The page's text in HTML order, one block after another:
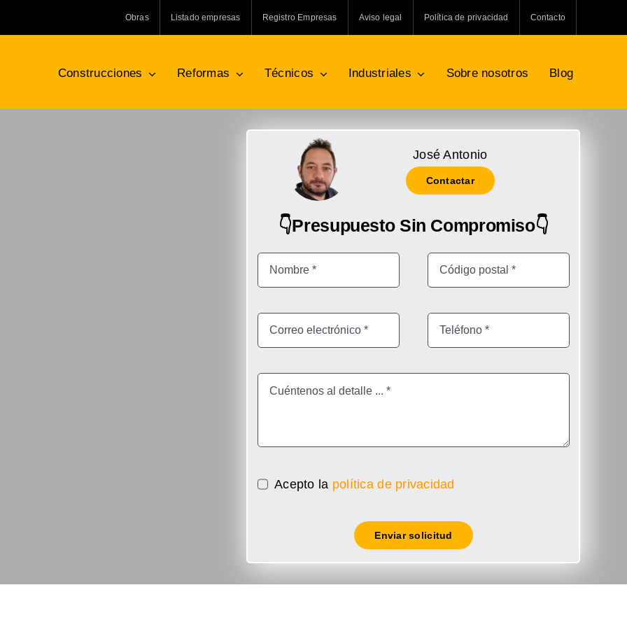
Obras Listado empresas Registro Empresas Aviso legal Política de privacidad Contacto
Construcciones Reformas Técnicos Industriales Sobre nosotros Blog
José Antonio
Contactar
👇Presupuesto Sin Compromiso👇
Acepto la política de privacidad
Enviar solicitud